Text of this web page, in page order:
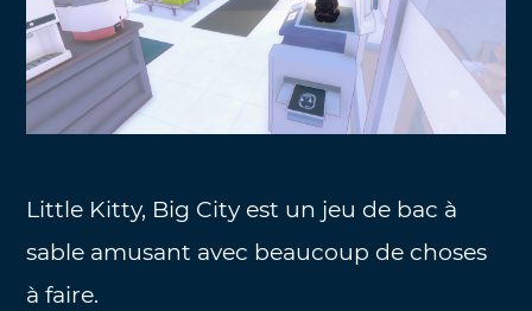
Little Kitty, Big City est un jeu de bac à
sable amusant avec beaucoup de choses
à faire.